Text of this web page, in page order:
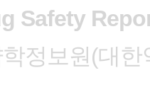
Safety
학정보원(대